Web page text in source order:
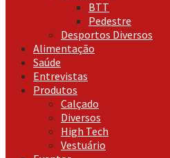
BTT
Pedestre
Desportos Diversos
Alimentação
Saúde
Entrevistas
Produtos
Calçado
Diversos
High Tech
Vestuário